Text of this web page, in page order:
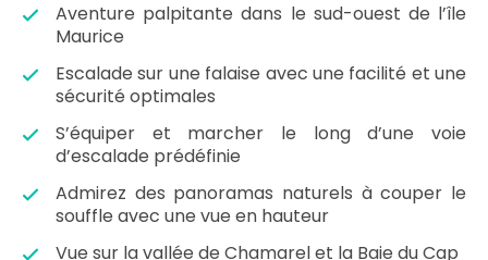
Aventure palpitante dans le sud-ouest de l’île
Maurice
Escalade sur une falaise avec une facilité et une
sécurité optimales
S’équiper et marcher le long d’une voie
d’escalade prédéfinie
Admirez des panoramas naturels à couper le
souffle avec une vue en hauteur
Vue sur la vallée de Chamarel et la Baie du Cap